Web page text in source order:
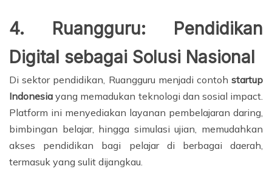
4. Ruangguru: Pendidikan
Digital sebagai Solusi Nasional
Di sektor pendidikan, Ruangguru menjadi contoh startup
Indonesia yang memadukan teknologi dan sosial impact.
Platform ini menyediakan layanan pembelajaran daring,
bimbingan belajar, hingga simulasi ujian, memudahkan
akses pendidikan bagi pelajar di berbagai daerah,
termasuk yang sulit dijangkau.